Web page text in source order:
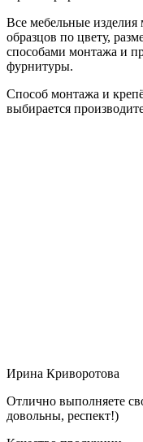
Все мебельные изделия
образцов по цвету,
способами монтажа и
фурнитуры.
Способ монтажа и
выбирается
Ирина Криворотова
Отлично выполняете
довольны, респект!)